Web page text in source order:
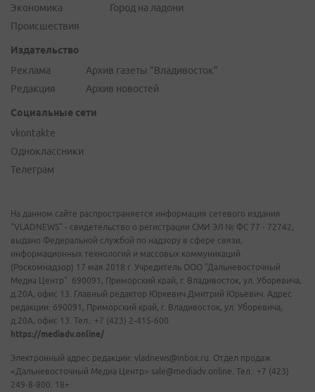
Экономика
Происшествия
Город на ладони
Издательство
Реклама
Редакция
Архив газеты "Владивосток"
Архив новостей
Социальные сети
vkontakte
Одноклассники
Телеграм
На данном сайте распространяется информация сетевого издания
"VLADNEWS" - свидетельство о регистрации СМИ ЭЛ № ФС 77 - 72742,
выдано Федеральной службой по надзору в сфере связи,
информационных технологий и массовых коммуникаций
(Роскомнадзор) 17 мая 2018 г. Учредитель ООО "Дальневосточный
Медиа Центр". 690091, Приморский край, г. Владивосток, ул. Уборевича,
д.20А, офис 13. Главный редактор Юркевич Дмитрий Юрьевич. Адрес
редакции: 690091, Приморский край, г. Владивосток, ул. Уборевича,
д.20А, офис 13. Тел.: +7 (423) 2-415-600.
https://mediadv.online/
Электронный адрес редакции: vladnews@inbox.ru. Отдел продаж
«Дальневосточный Медиа Центр» sale@mediadv.online. Тел.: +7 (423)
249-8-800. 18+